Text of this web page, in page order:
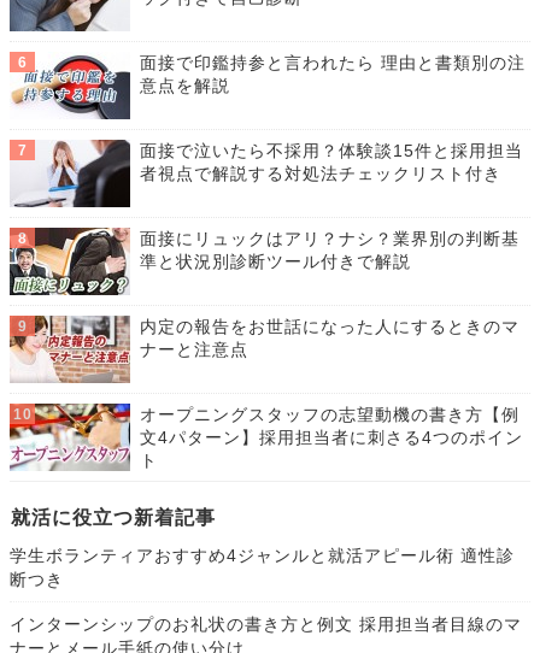
面接で印鑑持参と言われたら 理由と書類別の注
意点を解説
面接で泣いたら不採用？体験談15件と採用担当
者視点で解説する対処法チェックリスト付き
面接にリュックはアリ？ナシ？業界別の判断基
準と状況別診断ツール付きで解説
内定の報告をお世話になった人にするときのマ
ナーと注意点
オープニングスタッフの志望動機の書き方【例
文4パターン】採用担当者に刺さる4つのポイン
ト
就活に役立つ新着記事
学生ボランティアおすすめ4ジャンルと就活アピール術 適性診
断つき
インターンシップのお礼状の書き方と例文 採用担当者目線のマ
ナーとメール手紙の使い分け